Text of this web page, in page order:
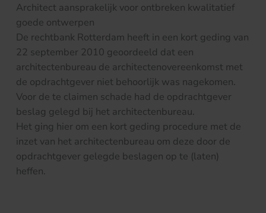
Architect aansprakelijk voor ontbreken kwalitatief
goede ontwerpen
De rechtbank Rotterdam heeft in een kort geding van
22 september 2010 geoordeeld dat een
architectenbureau de architectenovereenkomst met
de opdrachtgever niet behoorlijk was nagekomen.
Voor de te claimen schade had de opdrachtgever
beslag gelegd bij het architectenbureau.
Het ging hier om een kort geding procedure met de
inzet van het architectenbureau om deze door de
opdrachtgever gelegde beslagen op te (laten)
heffen.